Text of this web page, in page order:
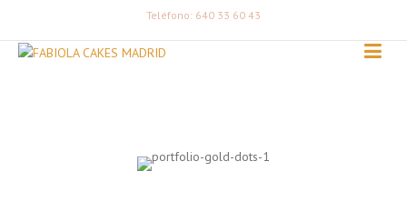
Teléfono: 640 33 60 43